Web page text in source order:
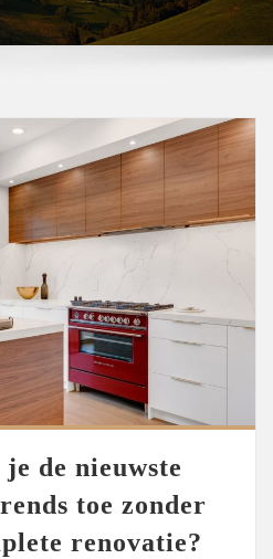
je de nieuwste
toe zonder
renovatie?